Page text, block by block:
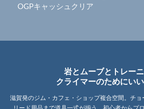
OGPキャッシュクリア
岩とムーブとトレー
クライマーのためにい
滋賀発のジム・カフェ・ショップ複合空間。チョ